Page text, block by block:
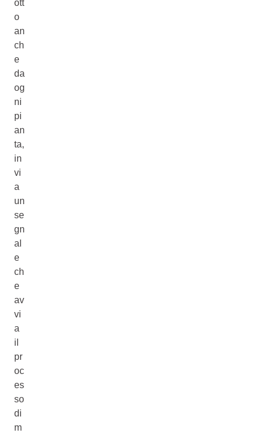
ott
o
an
ch
e
da
og
ni
pi
an
ta,
in
vi
a
un
se
gn
al
e
ch
e
av
vi
a
il
pr
oc
es
so
di
m